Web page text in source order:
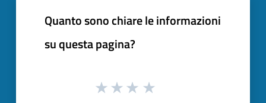
Quanto sono chiare le informazioni
su questa pagina?